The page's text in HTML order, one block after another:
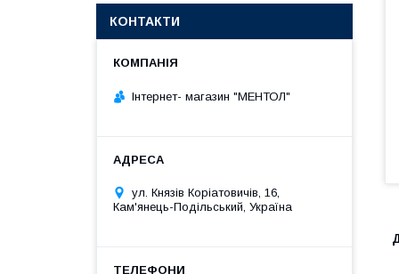
КОНТАКТИ
Інтернет- магазин "МЕНТОЛ"
ул. Князів Коріатовичів, 16,
Кам'янець-Подільський, Україна